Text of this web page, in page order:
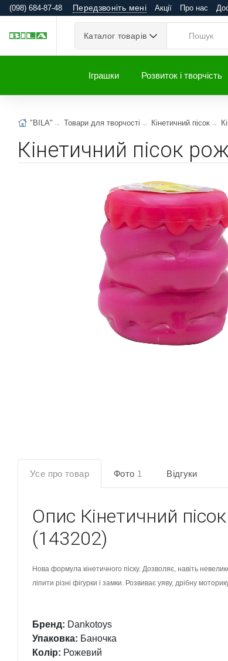
(098) 684-87-48 Передзвоніть мені Акції Про нас
Каталог товарів
Іграшки Розвиток і творчість
"BILA" Товари для творчості Кінетичний пісок
Кінетичний пісок
Усе про товар Фото 1 Відгуки
Опис Кінетичний
(143202)
Нова формула кінетичного піску. Дозволяє, навіть
ліпити різні фігурки і замки. Розвиває уяву, дрібну
Бренд: Dankotoys
Упаковка: Баночка
Колір: Рожевий